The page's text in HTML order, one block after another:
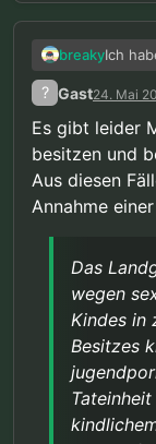
breakyIch
wieder
Wenn
selbst
wären
gerade
Die
von
? Gast24. Mai
Es gibt leider
besitzen und
Aus diesen
Annahme
Das
wegen
Kindes in
Besitzes